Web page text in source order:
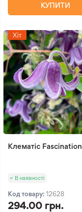
КУПИТИ
Хіт
Клематіс Fascination
В наявності
Код товару: 12628
294.00 грн.